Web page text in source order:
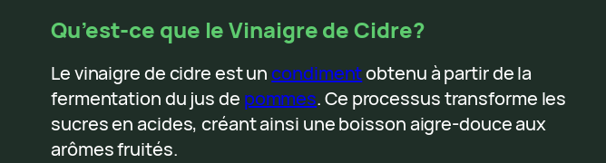
Qu’est-ce que le Vinaigre de Cidre?
Le vinaigre de cidre est uncondimentobtenu à partir de la
fermentation du jus de pommes. Ce processus transforme les
sucres en acides, créant ainsi une boisson aigre-douce aux
arômes fruités.